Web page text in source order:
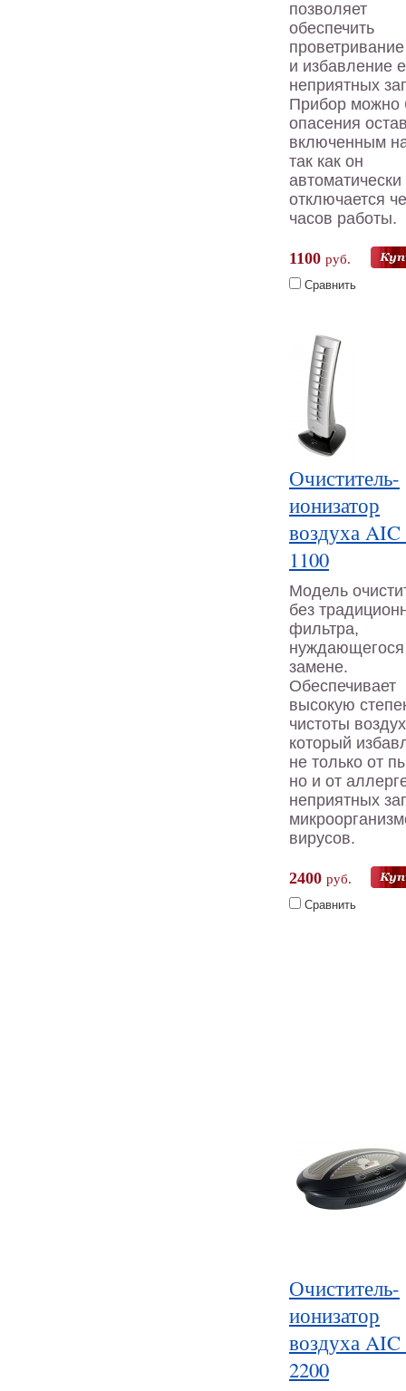
позволяет
обеспечить
и избавление
неприятных
Прибор можно
опасения
включенным
так как он
автоматически
отключается
часов работы.
1100 руб.
Сравнить
Очиститель-
ионизатор
воздуха
1100
Модель
без
фильтра,
замене.
Обеспечивает
высокую
чистоты
который
не только от
но и от
неприятных
вирусов.
2400 руб.
Сравнить
Очиститель-
ионизатор
воздуха
2200